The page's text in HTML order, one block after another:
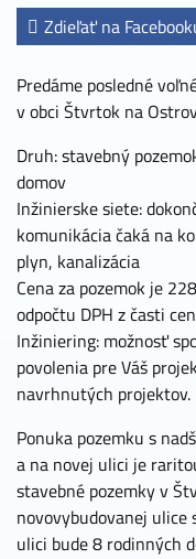
Zdieľať na
Predáme posledné
v obci Štvrtok na
Druh: stavebný
domov
Inžinierske siete:
komunikácia čaká na
plyn, kanalizácia
Cena za pozemok je
odpočtu DPH z časti
Inžiniering: možnosť
povolenia pre Váš
navrhnutých projektov.
Ponuka pozemku s
a na novej ulici je
stavebné pozemky v
novovybudovanej ulice
ulici bude 8 rodinných